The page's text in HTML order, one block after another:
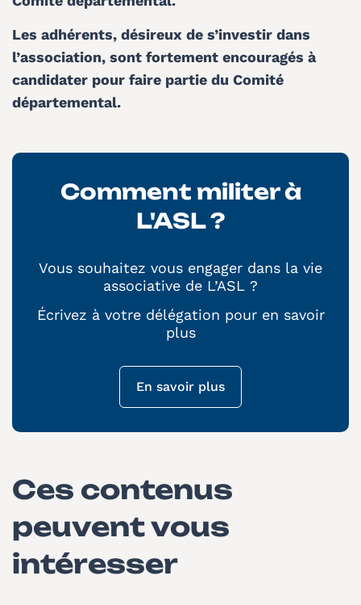
Les adhérents, désireux de s’investir dans
l’association, sont fortement encouragés à
candidater pour faire partie du Comité
départemental.
Comment militer à
L'ASL ?
Vous souhaitez vous engager dans la vie
associative de L’ASL ?
Écrivez à votre délégation pour en savoir
plus
En savoir plus(nouvelle fenêtre)
Ces contenus
peuvent vous
intéresser